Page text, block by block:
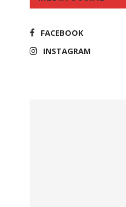
FACEBOOK
INSTAGRAM